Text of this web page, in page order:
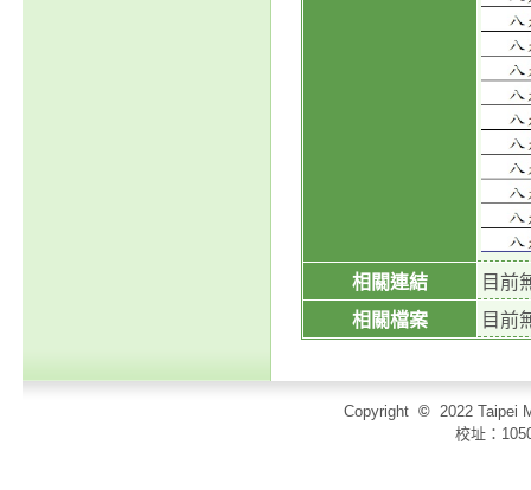
相關連結
目前
相關檔案
目前
Copyright © 2022 Taipei
校址：